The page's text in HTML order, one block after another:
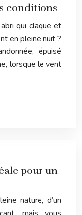
conditions
abri qui claque et
en pleine nuit ?
épuisé
lorsque le vent
pour un
nature, d’un